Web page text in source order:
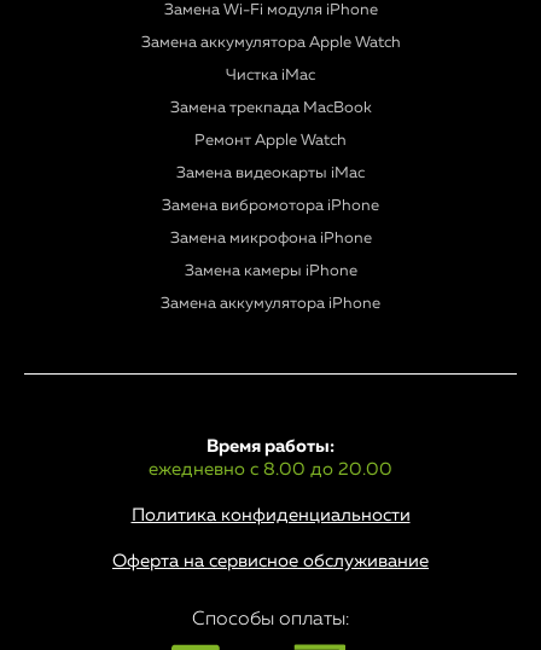
Замена Wi-Fi модуля iPhone
Замена аккумулятора Apple Watch
Чистка iMac
Замена трекпада MacBook
Ремонт Apple Watch
Замена видеокарты iMac
Замена вибромотора iPhone
Замена микрофона iPhone
Замена камеры iPhone
Замена аккумулятора iPhone
Политика конфиденциальности
Время работы:
ежедневно с 8.00 до 20.00
Оферта на сервисное обслуживание
Способы оплаты: